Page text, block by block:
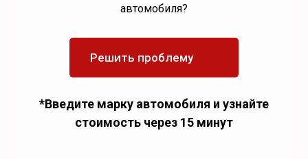
автомобиля?
Решить проблему
*Введите марку автомобиля и узнайте
стоимость через 15 минут